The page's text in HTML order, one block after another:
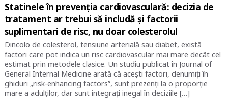
Statinele în prevenția cardiovasculară: decizia de
tratament ar trebui să includă și factorii
suplimentari de risc, nu doar colesterolul
Dincolo de colesterol, tensiune arterială sau diabet, există
factori care pot indica un risc cardiovascular mai mare decât cel
estimat prin metodele clasice. Un studiu publicat în Journal of
General Internal Medicine arată că acești factori, denumiți în
ghiduri „risk-enhancing factors”, sunt prezenți la o proporție
mare a adulților, dar sunt integrați inegal în deciziile […]